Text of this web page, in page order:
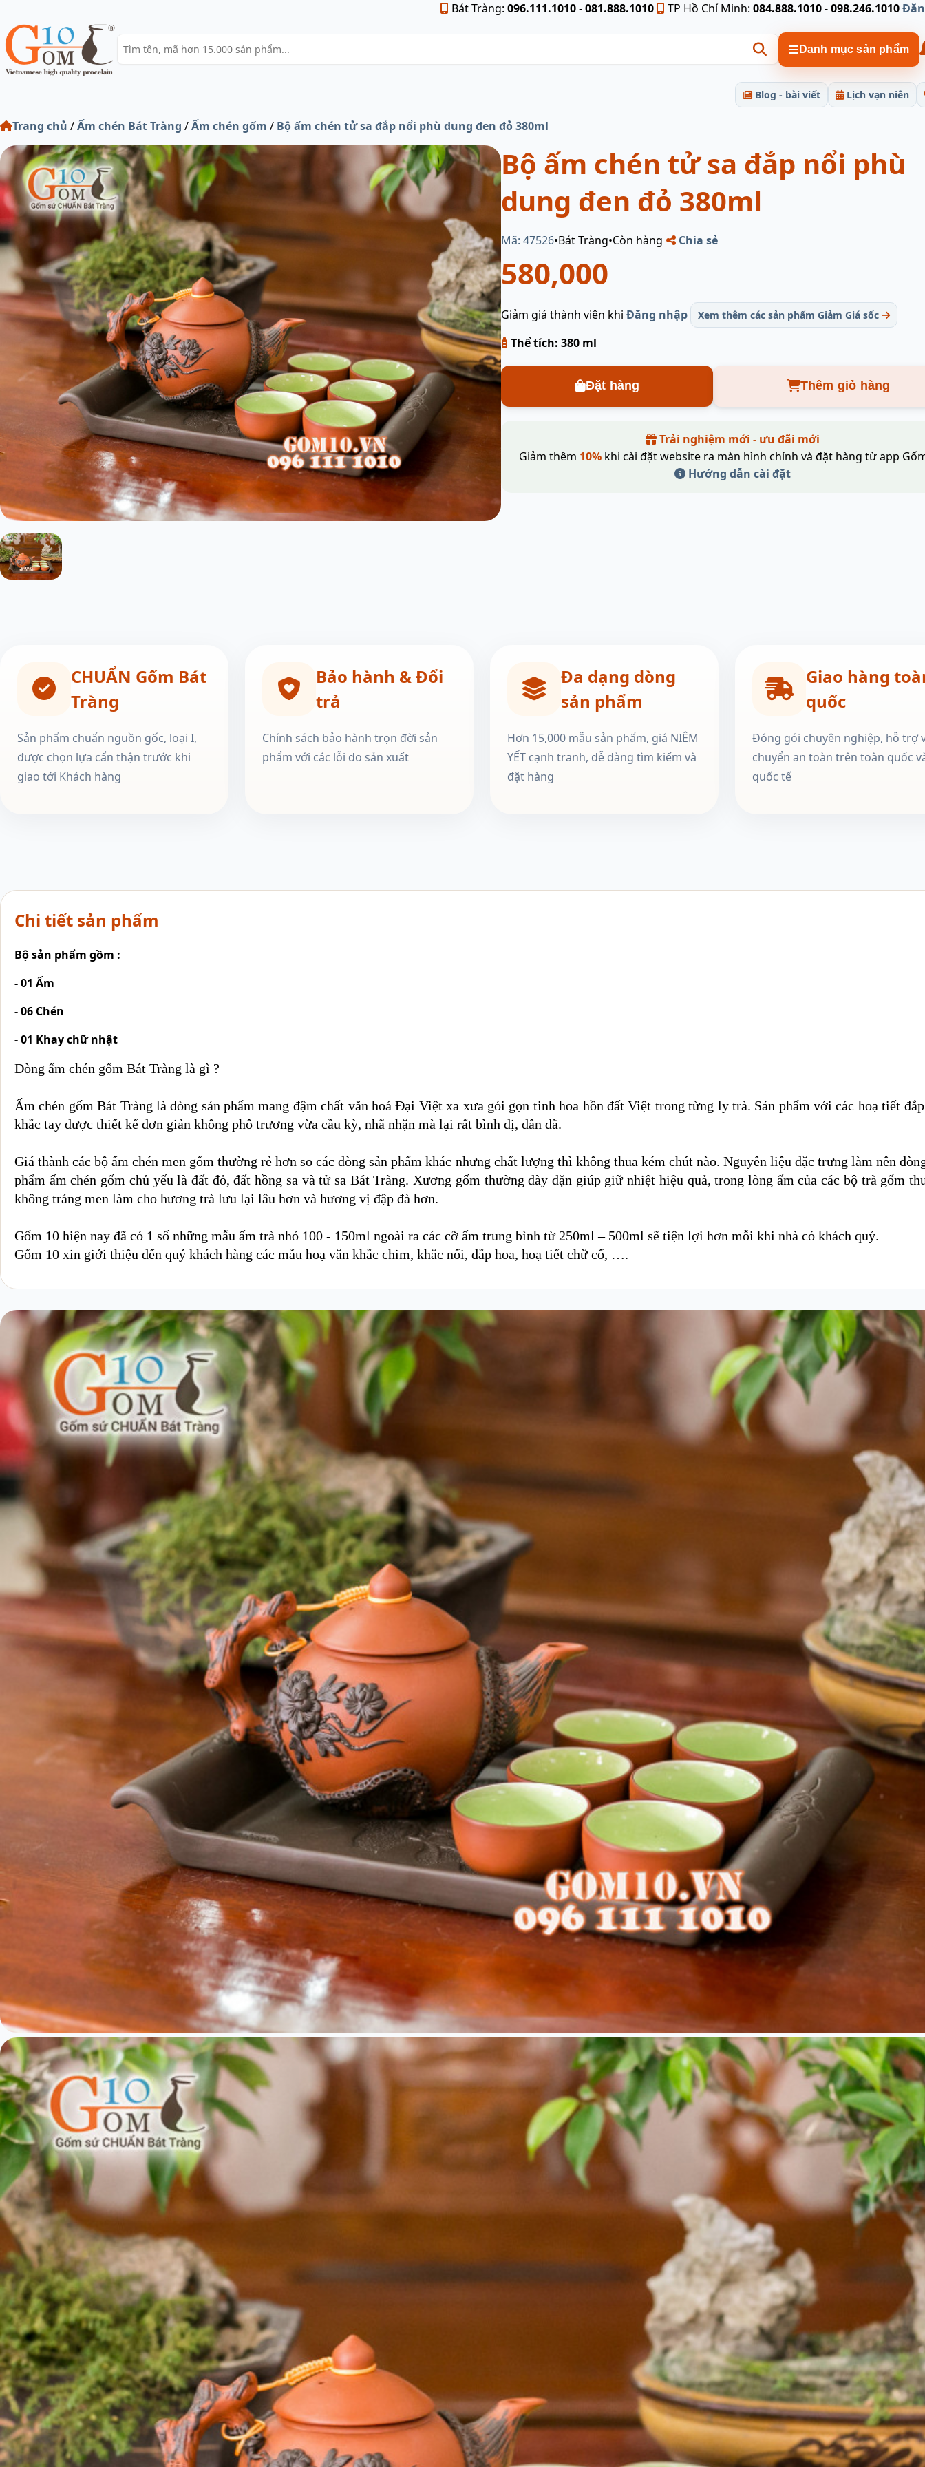
Bát Tràng: 096.111.1010-081.888.1010 TP Hồ Chí Minh: 084.888.1010-098.246.1010
Danh mục sản phẩm
Lịch vạn niên
Blog - bài viết
Trang chủ /Ấm chén Bát Tràng /Ấm chén gốm / Bộ ấm chén tử sa đắp nổi phù dung đen đỏ 380ml
Bộ ấm chén tử sa đắp nổi phù
dung đen đỏ 380ml
Mã: 47526•Bát Tràng•Còn hàng Chia sẻ
580,000
Giảm giá thành viên khi Đăng nhập Xem thêm các sản phẩm Giảm Giá sốc
Thể tích: 380 ml
Đặt hàng Thêm giỏ hàng
Trải nghiệm mới - ưu đãi mới
Giảm thêm 10% khi cài đặt website ra màn hình chính và đặt hàng từ app
Hướng dẫn cài đặt
CHUẨN Gốm Bát
Tràng
Sản phẩm chuẩn nguồn gốc, loại I,
được chọn lựa cẩn thận trước khi
giao tới Khách hàng
Bảo hành & Đổi
trả
Chính sách bảo hành trọn đời sản
phẩm với các lỗi do sản xuất
Đa dạng dòng
sản phẩm
Hơn 15,000 mẫu sản phẩm, giá NIÊM
YẾT cạnh tranh, dễ dàng tìm kiếm và
đặt hàng
Giao hàng
quốc
Đóng gói chuyên nghiệp, hỗ trợ
chuyển an toàn trên toàn quốc
quốc tế
Chi tiết sản phẩm
Bộ sản phẩm gồm :
- 01 Ấm
- 06 Chén
- 01 Khay chữ nhật
Dòng ấm chén gốm Bát Tràng là gì ?
Ấm chén gốm Bát Tràng là dòng sản phẩm mang đậm chất văn hoá Đại Việt xa xưa gói gọn tinh hoa hồn đất Việt trong từng ly trà. Sản phẩm với các hoạ tiết
khắc tay được thiết kế đơn giản không phô trương vừa cầu kỳ, nhã nhặn mà lại rất bình dị, dân dã.
Giá thành các bộ ấm chén men gốm thường rẻ hơn so các dòng sản phẩm khác nhưng chất lượng thì không thua kém chút nào. Nguyên liệu đặc trưng làm nên
phẩm ấm chén gốm chủ yếu là đất đỏ, đất hồng sa và tử sa Bát Tràng. Xương gốm thường dày dặn giúp giữ nhiệt hiệu quả, trong lòng ấm của các bộ trà gốm
không tráng men làm cho hương trà lưu lại lâu hơn và hương vị đập đà hơn.
Gốm 10 hiện nay đã có 1 số những mẫu ấm trà nhỏ 100 - 150ml ngoài ra các cỡ ấm trung bình từ 250ml – 500ml sẽ tiện lợi hơn mỗi khi nhà có khách quý.
Gốm 10 xin giới thiệu đến quý khách hàng các mẫu hoạ văn khắc chim, khắc nổi, đắp hoa, hoạ tiết chữ cổ, ….